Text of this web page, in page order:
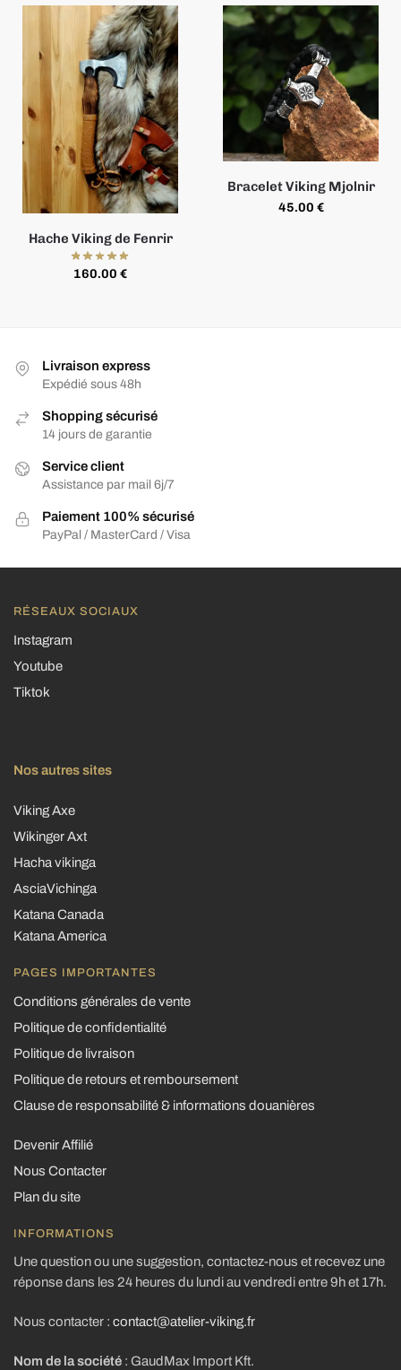
Hache Viking de Fenrir
160.00 €
Bracelet Viking Mjolnir
45.00 €
Livraison express
Expédié sous 48h
Shopping sécurisé
14 jours de garantie
Service client
Assistance par mail 6j/7
Paiement 100% sécurisé
PayPal / MasterCard / Visa
RÉSEAUX SOCIAUX
Instagram
Youtube
Tiktok
Nos autres sites
Viking Axe
Wikinger Axt
Hacha vikinga
AsciaVichinga
Katana Canada
Katana America
PAGES IMPORTANTES
Conditions générales de vente
Politique de confidentialité
Politique de livraison
Politique de retours et remboursement
Clause de responsabilité & informations douanières
Devenir Affilié
Nous Contacter
Plan du site
INFORMATIONS
Une question ou une suggestion, contactez-nous et recevez une
réponse dans les 24 heures du lundi au vendredi entre 9h et 17h.
Nous contacter : contact@atelier-viking.fr
Nom de la société : GaudMax Import Kft.